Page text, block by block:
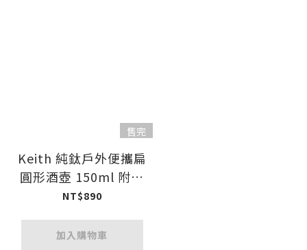
售完
Keith 純鈦戶外便攜扁
圓形酒壺 150ml 附小
漏斗 Ti9302
NT$890
加入購物車